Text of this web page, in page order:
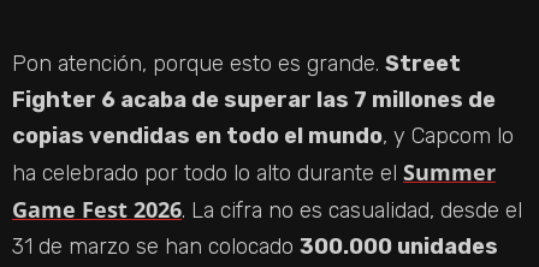
Pon atención, porque esto es grande. Street
Fighter 6 acaba de superar las 7 millones de
copias vendidas en todo el mundo, y Capcom lo
ha celebrado por todo lo alto durante el Summer
Game Fest 2026. La cifra no es casualidad, desde el
31 de marzo se han colocado 300.000 unidades